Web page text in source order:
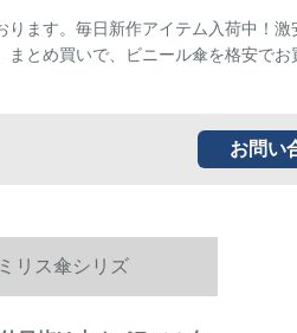
ます。毎日新作アイテム入荷中！激
とめ買いで、ビニール傘を格安でお
お問い
リス傘シリズ